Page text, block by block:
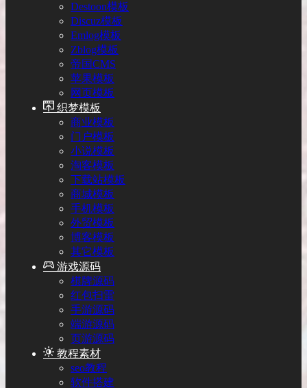
Destoon模板
Discuz模板
Emlog模板
Zblog模板
帝国CMS
苹果模板
网页模板
织梦模板
商业模板
门户模板
小说模板
淘客模板
下载站模板
商城模板
手机模板
外贸模板
博客模板
其它模板
游戏源码
棋牌源码
红包扫雷
手游源码
端游源码
页游源码
教程素材
seo教程
软件搭建